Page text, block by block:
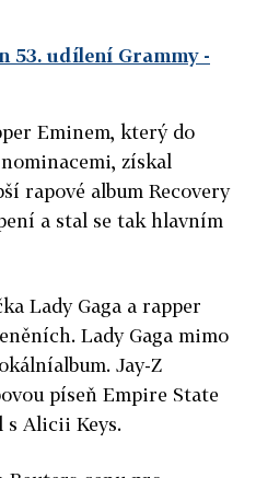
53. udílení Grammy-
Eminem, který do
získal
rapové album Recovery
a stal se tak hlavním
Lady Gaga a rapper
Lady Gaga mimo
Jay-Z
píseň Empire State
s Alicii Keys.